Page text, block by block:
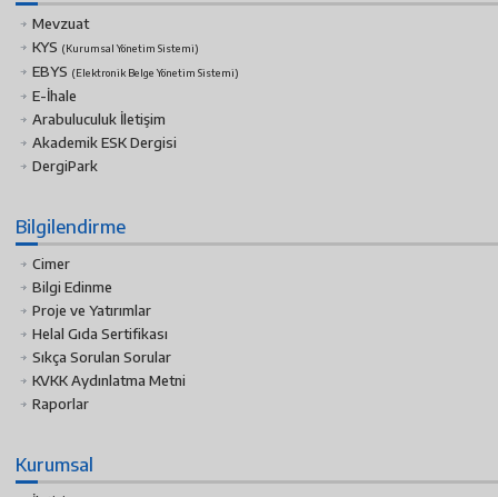
Mevzuat
KYS (Kurumsal Yönetim Sistemi)
EBYS (Elektronik Belge Yönetim Sistemi)
E-İhale
Arabuluculuk İletişim
Akademik ESK Dergisi
DergiPark
Bilgilendirme
Cimer
Bilgi Edinme
Proje ve Yatırımlar
Helal Gıda Sertifikası
Sıkça Sorulan Sorular
KVKK Aydınlatma Metni
Raporlar
Kurumsal